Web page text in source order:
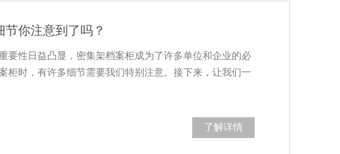
你注意到了吗？
要性日益凸显，密集架档案柜成为了许多单位和企业的必
柜时，有许多细节需要我们特别注意。接下来，让我们一
了解详情